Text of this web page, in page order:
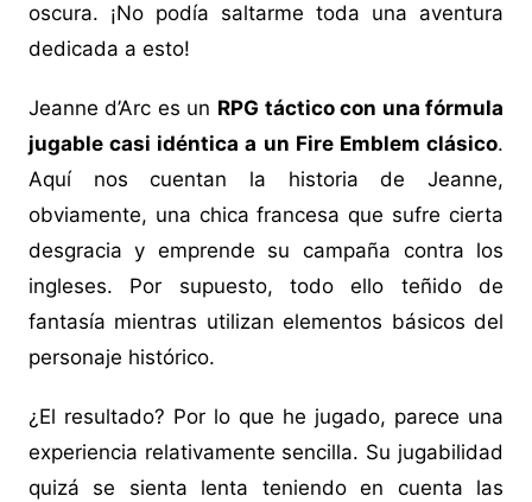
oscura. ¡No podía saltarme toda una aventura
dedicada a esto!
Jeanne d’Arc es un RPG táctico con una fórmula
jugable casi idéntica a un Fire Emblem clásico.
Aquí nos cuentan la historia de Jeanne,
obviamente, una chica francesa que sufre cierta
desgracia y emprende su campaña contra los
ingleses. Por supuesto, todo ello teñido de
fantasía mientras utilizan elementos básicos del
personaje histórico.
¿El resultado? Por lo que he jugado, parece una
experiencia relativamente sencilla. Su jugabilidad
quizá se sienta lenta teniendo en cuenta las